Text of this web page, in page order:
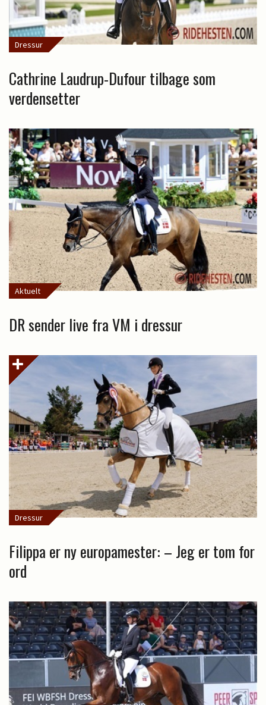
Dressur
Cathrine Laudrup-Dufour tilbage som
verdensetter
Aktuelt
DR sender live fra VM i dressur
Dressur
Filippa er ny europamester: – Jeg er tom for
ord